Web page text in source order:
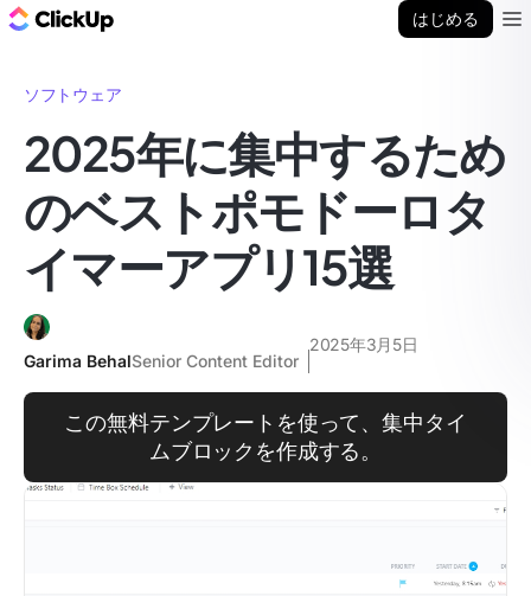
はじめる
ソフトウェア
2025年に集中するため
のベストポモドーロタ
イマーアプリ15選
Garima BehalSenior Content Editor
2025年3月5日
この無料テンプレートを使って、集中タイ
ムブロックを作成する。